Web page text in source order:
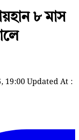
৮ মাস
19:00Updated At :